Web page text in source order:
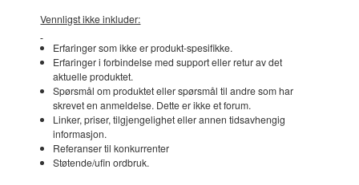
Vennligst ikke inkluder:
Erfaringer som ikke er produkt-spesifikke.
Erfaringer i forbindelse med support eller retur av det
aktuelle produktet.
Spørsmål om produktet eller spørsmål til andre som har
skrevet en anmeldelse. Dette er ikke et forum.
Linker, priser, tilgjengelighet eller annen tidsavhengig
informasjon.
Referanser til konkurrenter
Støtende/ufin ordbruk.